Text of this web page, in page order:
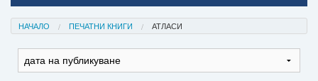
Начало
Печатни книги
НАЧАЛО ПЕЧАТНИ КНИГИ АТЛАСИ